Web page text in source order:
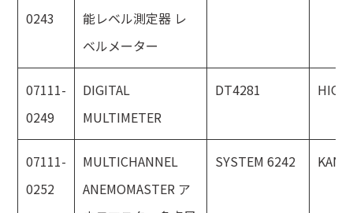
0243
能レベル測定器 レ
ベルメーター
07111-
0249
DIGITAL
MULTIMETER
DT4281 HIOKI
07111-
0252
MULTICHANNEL
ANEMOMASTER ア
SYSTEM 6242